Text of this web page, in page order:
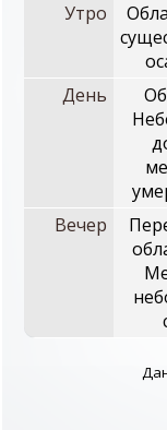
Утро
День
Вечер